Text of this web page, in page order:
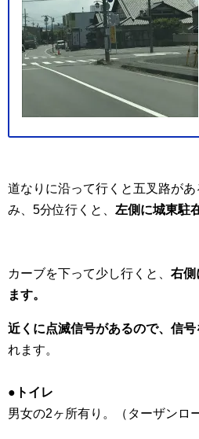
道なりに沿って行くと五叉路が
み、5分位行くと、 左側に城東駐
カーブを下って少し行くと、 右側
ます。
近くに点滅信号があるので、信号
れます。
●トイレ
男女の2ヶ所有り。（ターザンロ